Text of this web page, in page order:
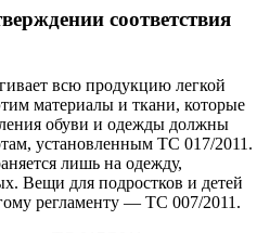
соответствия
всю продукцию легкой
материалы и ткани, которые
обуви и одежды должны
установленным ТС 017/2011.
лишь на одежду,
Вещи для подростков и детей
регламенту — ТС 007/2011.